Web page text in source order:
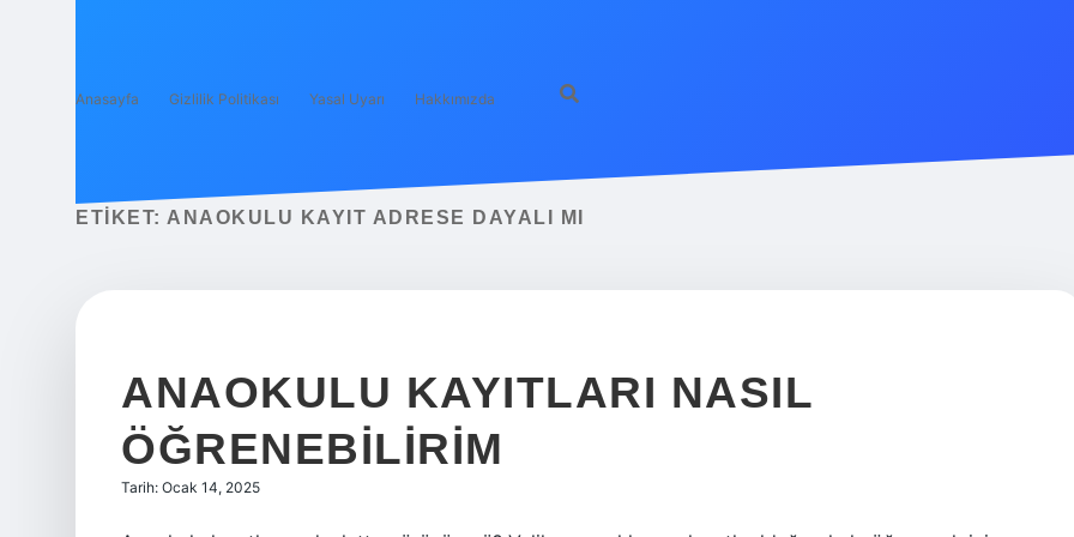
Anasayfa Gizlilik Politikası Yasal Uyarı Hakkımızda
ETIKET: ANAOKULU KAYIT ADRESE DAYALI MI
ANAOKULU KAYITLARI NASIL
ÖĞRENEBILIRIM
Tarih: Ocak 14, 2025